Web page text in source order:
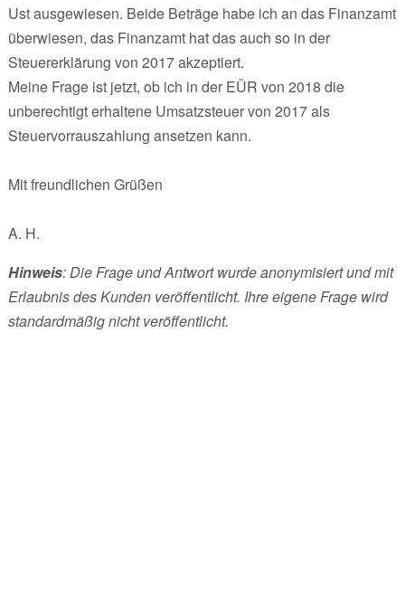
Ust ausgewiesen. Beide Beträge habe ich an das Finanzamt
überwiesen, das Finanzamt hat das auch so in der
Steuererklärung von 2017 akzeptiert.
Meine Frage ist jetzt, ob ich in der EÜR von 2018 die
unberechtigt erhaltene Umsatzsteuer von 2017 als
Steuervorrauszahlung ansetzen kann.
Mit freundlichen Grüßen
A. H.
Hinweis: Die Frage und Antwort wurde anonymisiert und mit
Erlaubnis des Kunden veröffentlicht. Ihre eigene Frage wird
standardmäßig nicht veröffentlicht.